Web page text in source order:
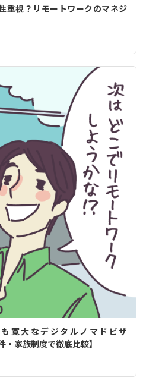
重視？リモートワークのマネジ
寛大なデジタルノマドビザ
家族制度で徹底比較】